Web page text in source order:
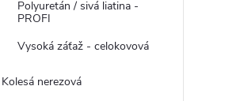
Polyuretán / sivá liatina -
PROFI
Vysoká záťaž - celokovová
Kolesá nerezová